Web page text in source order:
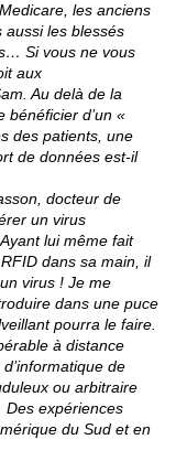
les anciens
aussi les blessés
Si vous ne vous
aux
Au delà de la
bénéficier d’un «
des patients, une
de données est-il
docteur de
un virus
lui même fait
dans sa main, il
virus ! Je me
dans une puce
pourra le faire.
à distance
de
ou arbitraire
expériences
du Sud et en